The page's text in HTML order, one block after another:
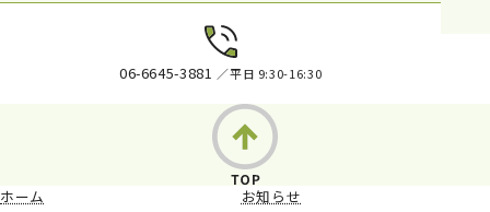
06-6645-3881 ／平日 9:30-16:30
ホーム
お知らせ